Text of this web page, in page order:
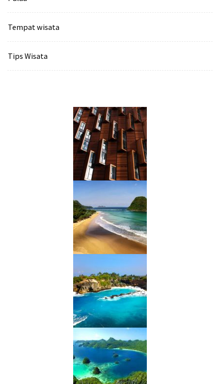
Tempat wisata‎
Tips Wisata